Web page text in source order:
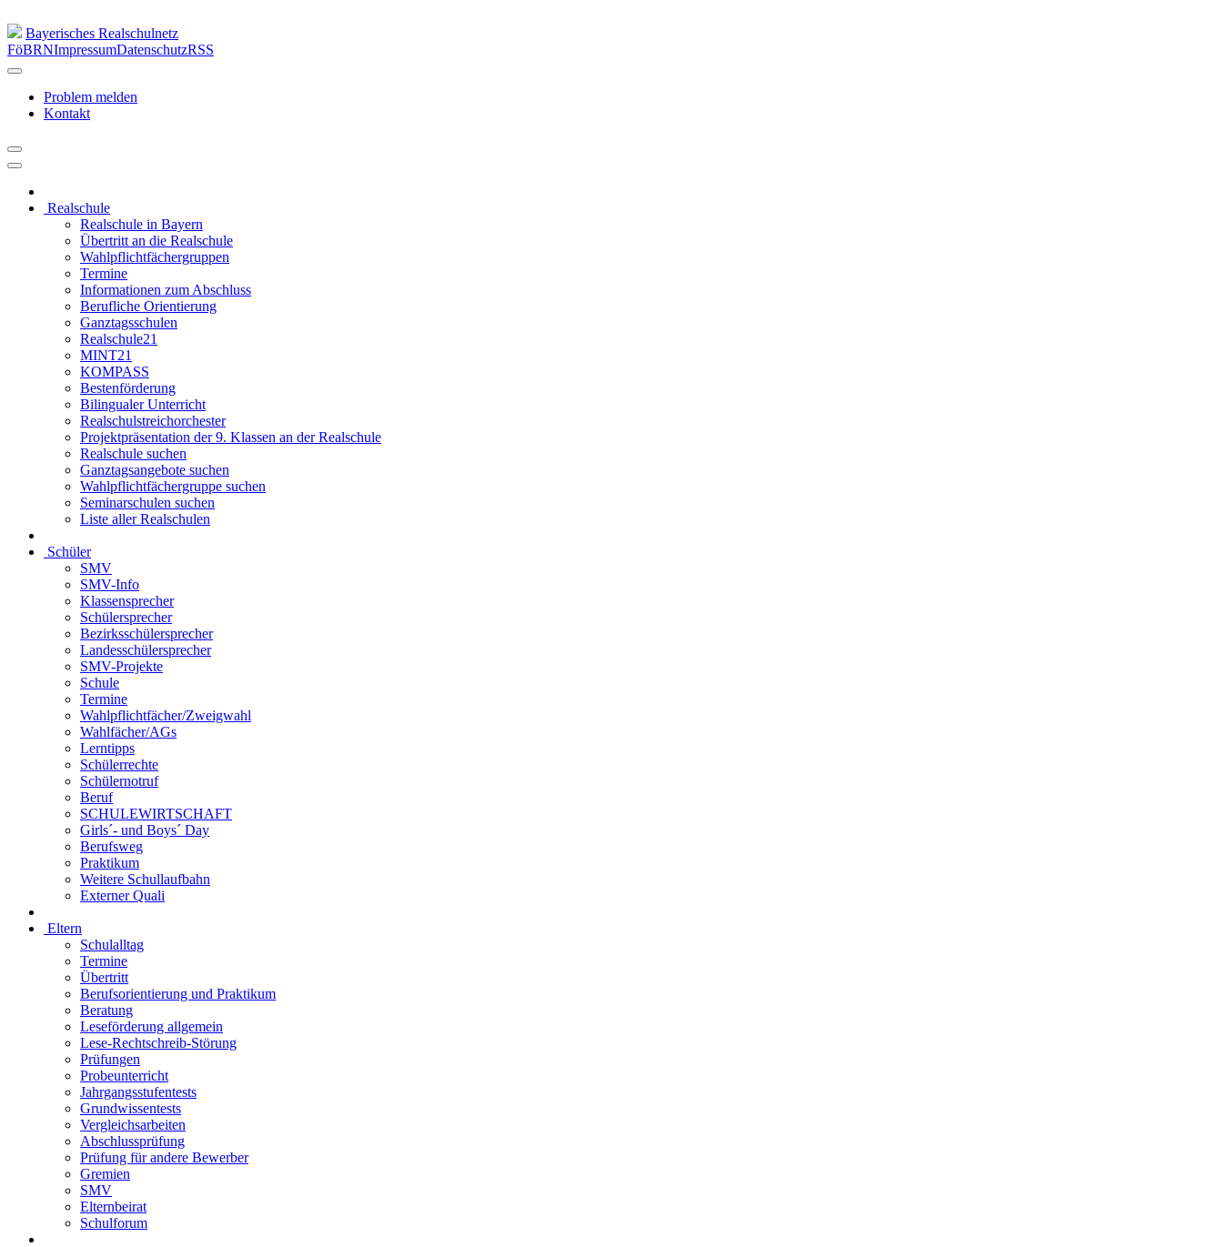
Bayerisches Realschulnetz
FöBRNImpressumDatenschutzRSS
Problem melden
Kontakt
Realschule
Realschule in Bayern
Übertritt an die Realschule
Wahlpflichtfächergruppen
Termine
Informationen zum Abschluss
Berufliche Orientierung
Ganztagsschulen
Realschule21
MINT21
KOMPASS
Bestenförderung
Bilingualer Unterricht
Realschulstreichorchester
Projektpräsentation der 9. Klassen an der Realschule
Realschule suchen
Ganztagsangebote suchen
Wahlpflichtfächergruppe suchen
Seminarschulen suchen
Liste aller Realschulen
Schüler
SMV
SMV-Info
Klassensprecher
Schülersprecher
Bezirksschülersprecher
Landesschülersprecher
SMV-Projekte
Schule
Termine
Wahlpflichtfächer/Zweigwahl
Wahlfächer/AGs
Lerntipps
Schülerrechte
Schülernotruf
Beruf
SCHULEWIRTSCHAFT
Girls´- und Boys´ Day
Berufsweg
Praktikum
Weitere Schullaufbahn
Externer Quali
Eltern
Schulalltag
Termine
Übertritt
Berufsorientierung und Praktikum
Beratung
Leseförderung allgemein
Lese-Rechtschreib-Störung
Prüfungen
Probeunterricht
Jahrgangsstufentests
Grundwissentests
Vergleichsarbeiten
Abschlussprüfung
Prüfung für andere Bewerber
Gremien
SMV
Elternbeirat
Schulforum